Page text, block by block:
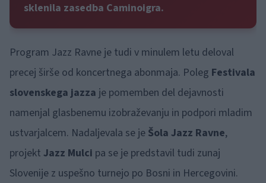
sklenila zasedba Caminoigra.
Program Jazz Ravne je tudi v minulem letu deloval
precej širše od koncertnega abonmaja. Poleg Festivala
slovenskega jazza je pomemben del dejavnosti
namenjal glasbenemu izobraževanju in podpori mladim
ustvarjalcem. Nadaljevala se je Šola Jazz Ravne,
projekt Jazz Mulci pa se je predstavil tudi zunaj
Slovenije z uspešno turnejo po Bosni in Hercegovini.